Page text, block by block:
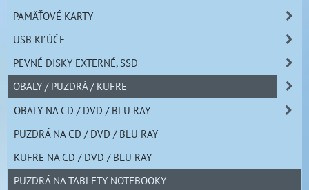
PAMÄŤOVÉ KARTY
USB KĽÚČE
PEVNÉ DISKY EXTERNÉ, SSD
OBALY / PUZDRÁ / KUFRE
OBALY NA CD / DVD / BLU RAY
PUZDRÁ NA CD / DVD / BLU RAY
KUFRE NA CD / DVD / BLU RAY
PUZDRÁ NA TABLETY NOTEBOOKY